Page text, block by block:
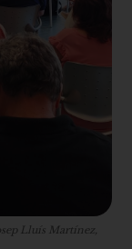
Lluís Martínez,